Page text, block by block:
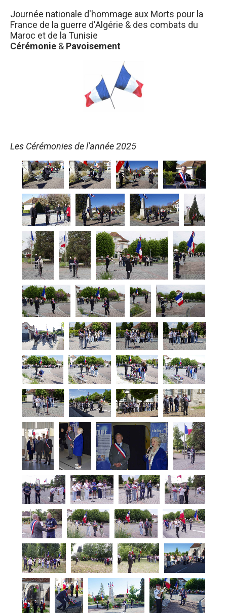
Journée nationale d'hommage aux Morts pour la
France de la guerre d'Algérie & des combats du
Maroc et de la Tunisie
Cérémonie & Pavoisement
Les Cérémonies de l'année 2025